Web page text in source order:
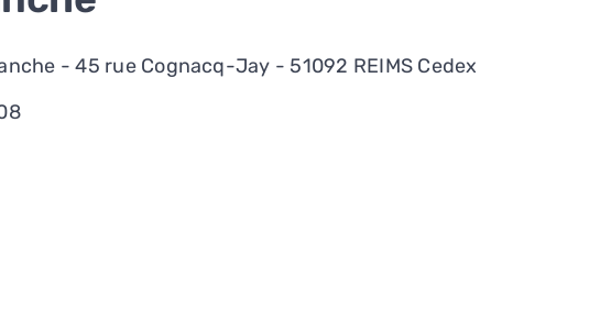
- 45 rue Cognacq-Jay - 51092 REIMS Cedex